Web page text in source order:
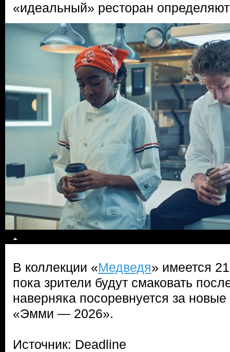
«идеальный» ресторан
В коллекции «Медведя» имеется
пока зрители будут смаковать
наверняка посоревнуется за
«Эмми — 2026».
Источник: Deadline